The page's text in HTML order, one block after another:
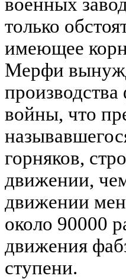
только
имеющее
Мерфи
войны, что
горняков,
движении,
движении
около 90000
движения
ступени.